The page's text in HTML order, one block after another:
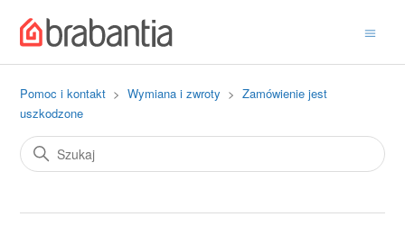
Pomoc i kontakt Wymiana i zwroty
Zamówienie jest
uszkodzone